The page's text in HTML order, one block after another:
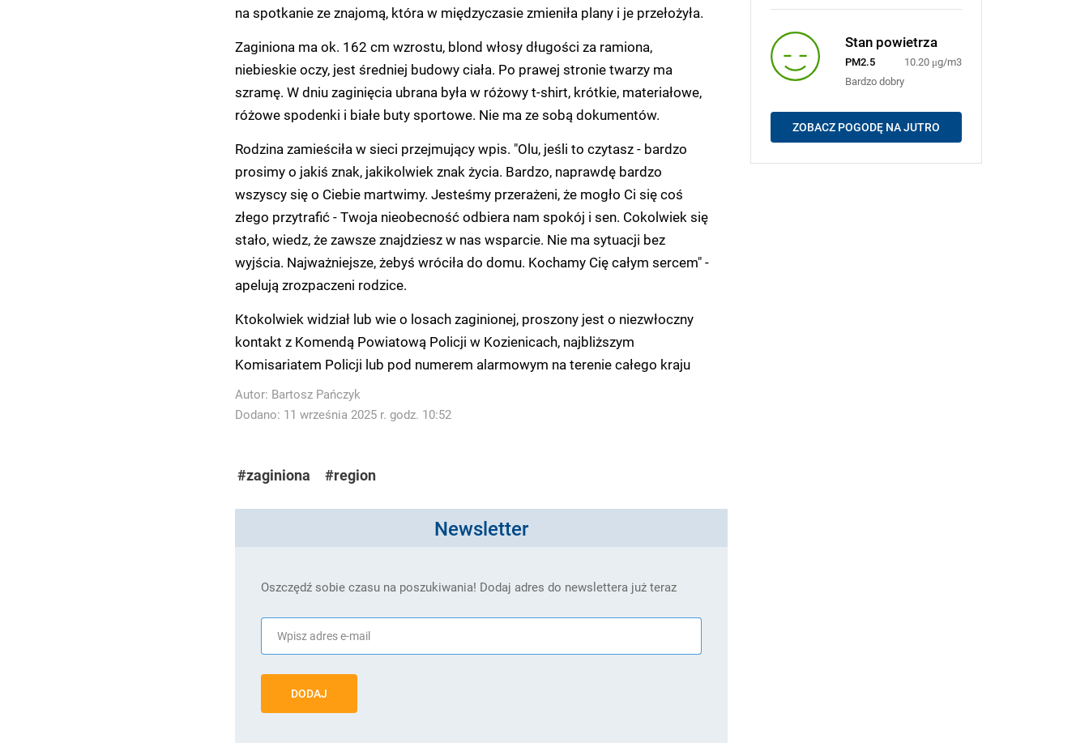
na spotkanie ze znajomą, która w międzyczasie zmieniła plany i je przełożyła.
Zaginiona ma ok. 162 cm wzrostu, blond włosy długości za ramiona,
niebieskie oczy, jest średniej budowy ciała. Po prawej stronie twarzy ma
szramę. W dniu zaginięcia ubrana była w różowy t-shirt, krótkie, materiałowe,
różowe spodenki i białe buty sportowe. Nie ma ze sobą dokumentów.
Rodzina zamieściła w sieci przejmujący wpis. "Olu, jeśli to czytasz - bardzo
prosimy o jakiś znak, jakikolwiek znak życia. Bardzo, naprawdę bardzo
wszyscy się o Ciebie martwimy. Jesteśmy przerażeni, że mogło Ci się coś
złego przytrafić - Twoja nieobecność odbiera nam spokój i sen. Cokolwiek się
stało, wiedz, że zawsze znajdziesz w nas wsparcie. Nie ma sytuacji bez
wyjścia. Najważniejsze, żebyś wróciła do domu. Kochamy Cię całym sercem" -
apelują zrozpaczeni rodzice.
Ktokolwiek widział lub wie o losach zaginionej, proszony jest o niezwłoczny
kontakt z Komendą Powiatową Policji w Kozienicach, najbliższym
Komisariatem Policji lub pod numerem alarmowym na terenie całego kraju
Autor: Bartosz Pańczyk
Dodano: 11 września 2025 r. godz. 10:52
#zaginiona #region
Newsletter
Oszczędź sobie czasu na poszukiwania! Dodaj adres do newslettera już teraz
DODAJ
Stan powietrza
PM2.5
10.20 μg/m3
Bardzo dobry
ZOBACZ POGODĘ NA JUTRO